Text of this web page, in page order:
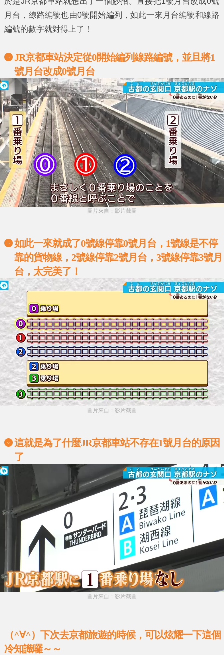
月台 ，線路編號也由0號開始編列，如此一來月台編號和線路
編號的數字就對得上了！
JR京都車站決定從0開始編列線路編號，並且將1
號月台改成0號月台
圖片來自：影片截圖
如此一來就成了0號線停靠0號月台，1號線是不停
靠的貨物線，2號線停靠2號月台，3號線停靠3號月
台，太完美了！
圖片來自：影片截圖
這就是為了什麼JR京都車站不存在1號月台的原因
了
圖片來自：影片截圖
（^∀^）下次去京都旅遊的時候，可以炫耀一下這個
冷知識囉～～